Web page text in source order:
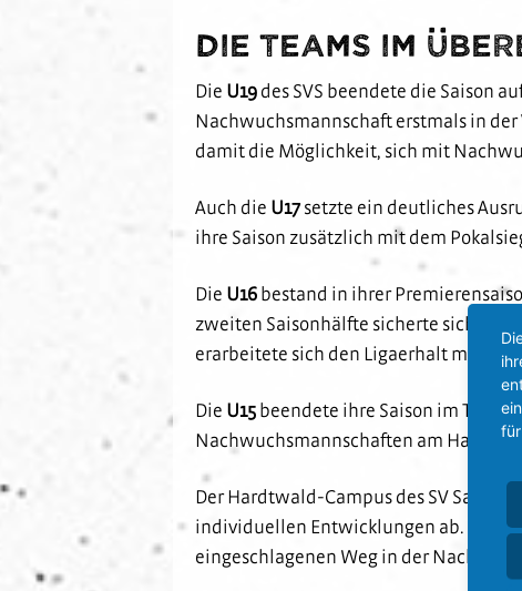
Die Teams im
Die U19des SVS beendete die Saison
Nachwuchsmannschaft erstmals in der
damit die Möglichkeit, sich mit
Auch die U17setzte ein deutliches
ihre Saison zusätzlich mit dem
Die U16bestand in ihrer
zweiten Saisonhälfte sicherte sich die
erarbeitete sich den Ligaerhalt mit
Die U15beendete ihre Saison im
Nachwuchsmannschaften am
Der Hardtwald-Campus des SV
individuellen Entwicklungen ab. Die
eingeschlagenen Weg in der